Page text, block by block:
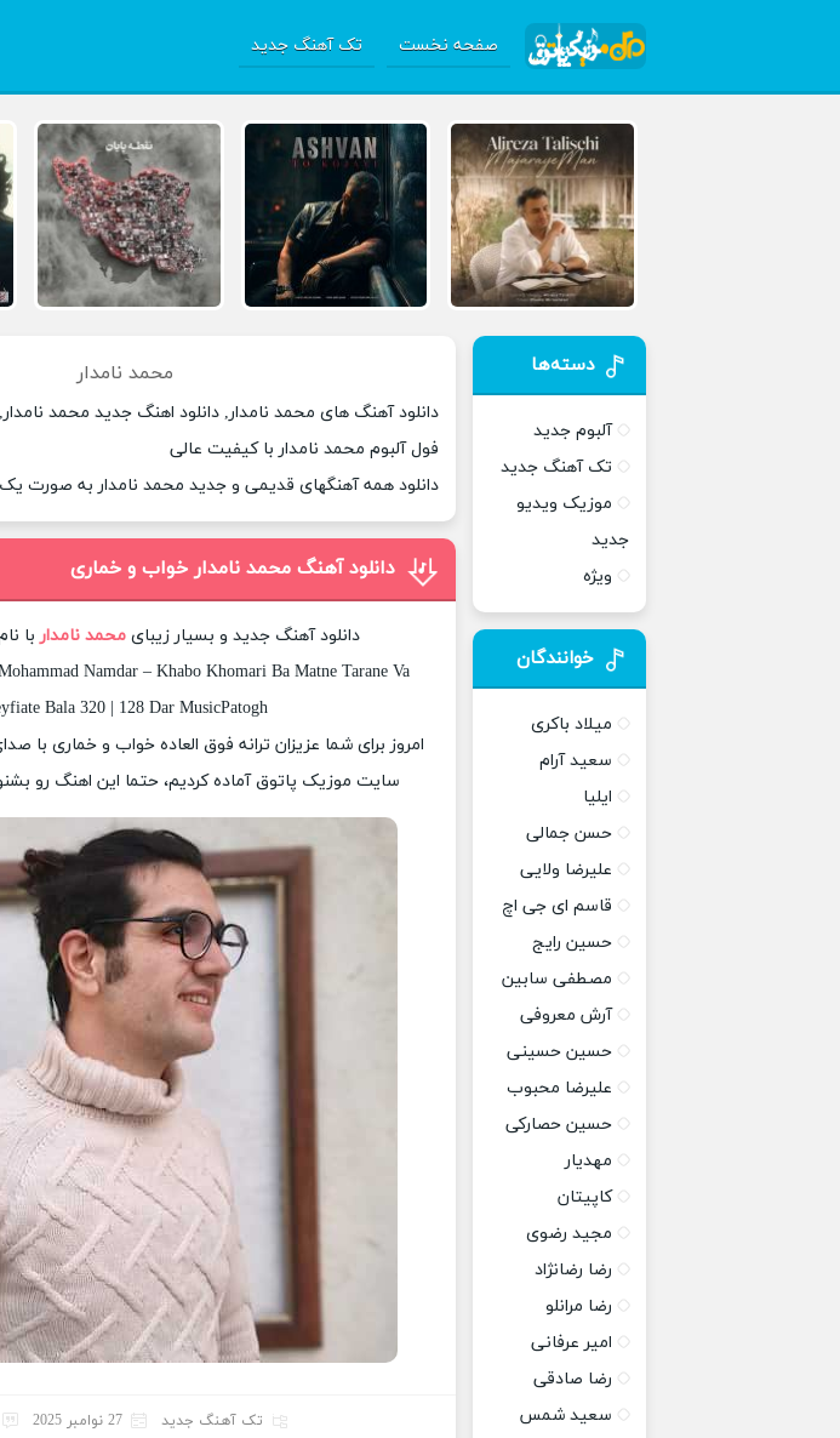
صفحه نخست تک آهنگ جدید
محمد نامدار
دانلود آهنگ های محمد نامدار, دانلود اهنگ جدید محمد
فول آلبوم محمد نامدار با کیفیت عالی
دانلود همه آهنگهای قدیمی و جدید محمد نامدار به صورت
دانلود آهنگ محمد نامدار خواب و خماری
دانلود آهنگ جدید و بسیار زیبایمحمد نامدار با
Namdar – Khabo Khomari Ba Matne Tarane Va
Bala 320 | 128 Dar MusicPatogh
امروز برای شما عزیزان ترانه فوق العاده خواب و خماری با
سایت موزیک پاتوق آماده کردیم، حتما این اهنگ رو
تک آهنگ جدید 27 نوامبر 2025
دسته‌ها
آلبوم جدید
تک آهنگ جدید
موزیک ویدیو
جدید
ویژه
خوانندگان
میلاد باکری
سعید آرام
ایلیا
حسن جمالی
علیرضا ولایی
قاسم ای جی اچ
حسین رایج
مصطفی سابین
آرش معروفی
حسین حسینی
علیرضا محبوب
حسین حصارکی
مهدیار
کاپیتان
مجید رضوی
رضا رضانژاد
رضا مرانلو
امیر عرفانی
رضا صادقی
سعید شمس